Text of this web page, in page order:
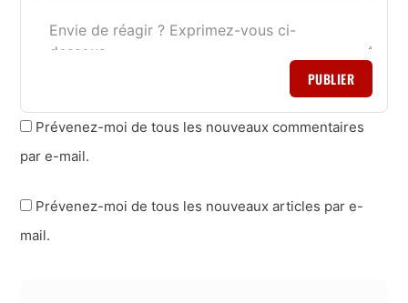
PUBLIER
Prévenez-moi de tous les nouveaux commentaires
par e-mail.
Prévenez-moi de tous les nouveaux articles par e-
mail.